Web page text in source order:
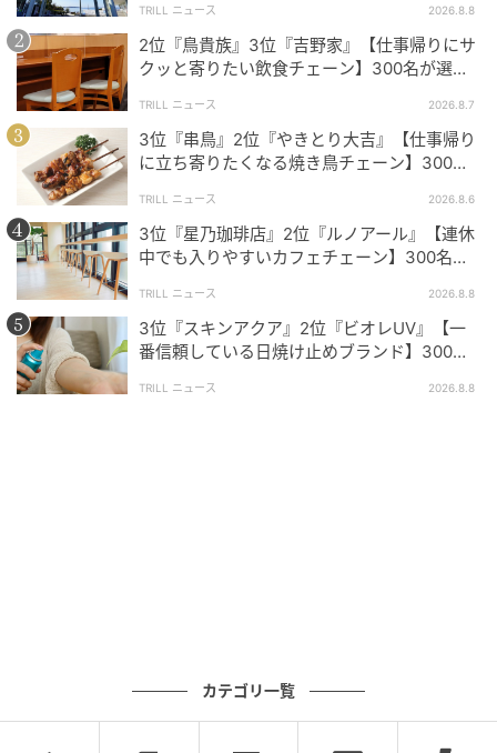
がすごく楽ですよ。（46歳/男性）
エアコンを切るときに、特に設定をしなくても自分でお掃除モ
ードになるので楽。お掃除機能のおかげで日々のお手入れはか
なり楽で助かります。（52歳/女性）
今回は、全国の20代〜60代の男女300名のアンケート
から、「フィルター掃除の手間が少ないエアコンメー
カー」ランキングをご紹介しました。各メーカーごと
にさまざまな自動お掃除機能や清潔設計が高く評価さ
れている結果となりました。お手入れのしやすさを重
視したい方は、ぜひこのランキングを参考にしてみて
ん。エアコンの性能や清潔性を長期にわたって維持す
数年に一度の専門業者による本格的な「エアコン分解
実」
TRILL ニュース 2026.8.8
2位『鳥貴族』3位『吉野家』【仕事帰りにサ
クッと寄りたい飲食チェーン】300名が選ぶ1
TRILL ニュース 2026.8.7
3位『串鳥』2位『やきとり大吉』【仕事帰り
に立ち寄りたくなる焼き鳥チェーン】300名
TRILL ニュース 2026.8.6
3位『星乃珈琲店』2位『ルノアール』【連休
中でも入りやすいカフェチェーン】300名が
TRILL ニュース 2026.8.8
3位『スキンアクア』2位『ビオレUV』【一
番信頼している日焼け止めブランド】300名
かった」
TRILL ニュース 2026.8.8
カテゴリ一覧